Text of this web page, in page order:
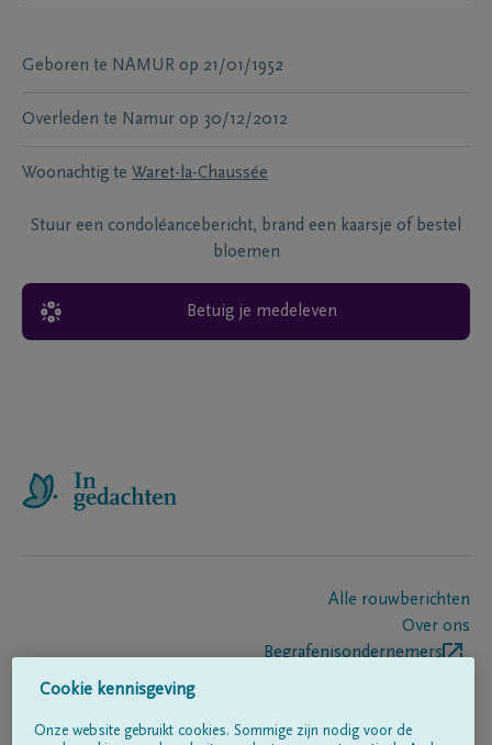
Geboren te NAMUR op 21/01/1952
Overleden te Namur op 30/12/2012
Woonachtig te Waret-la-Chaussée
Stuur een condoléancebericht, brand een kaarsje of bestel
bloemen
Betuig je medeleven
Alle rouwberichten
Over ons
Begrafenisondernemers
Cookie kennisgeving
Onze website gebruikt cookies. Sommige zijn nodig voor de